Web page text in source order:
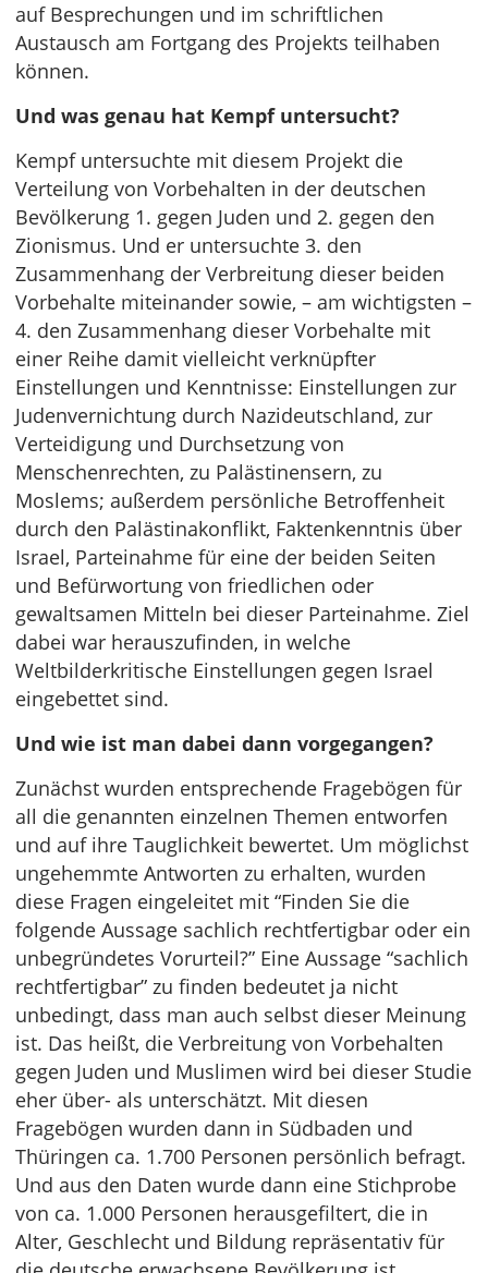
auf Besprechungen und im schriftlichen
Austausch am Fortgang des Projekts teilhaben
können.
Und was genau hat Kempf untersucht?
Kempf untersuchte mit diesem Projekt die
Verteilung von Vorbehalten in der deutschen
Bevölkerung 1. gegen Juden und 2. gegen den
Zionismus. Und er untersuchte 3. den
Zusammenhang der Verbreitung dieser beiden
Vorbehalte miteinander sowie, – am wichtigsten –
4. den Zusammenhang dieser Vorbehalte mit
einer Reihe damit vielleicht verknüpfter
Einstellungen und Kenntnisse: Einstellungen zur
Judenvernichtung durch Nazideutschland, zur
Verteidigung und Durchsetzung von
Menschenrechten, zu Palästinensern, zu
Moslems; außerdem persönliche Betroffenheit
durch den Palästinakonflikt, Faktenkenntnis über
Israel, Parteinahme für eine der beiden Seiten
und Befürwortung von friedlichen oder
gewaltsamen Mitteln bei dieser Parteinahme. Ziel
dabei war herauszufinden, in welche
Weltbilderkritische Einstellungen gegen Israel
eingebettet sind.
Und wie ist man dabei dann vorgegangen?
Zunächst wurden entsprechende Fragebögen für
all die genannten einzelnen Themen entworfen
und auf ihre Tauglichkeit bewertet. Um möglichst
ungehemmte Antworten zu erhalten, wurden
diese Fragen eingeleitet mit “Finden Sie die
folgende Aussage sachlich rechtfertigbar oder ein
unbegründetes Vorurteil?” Eine Aussage “sachlich
rechtfertigbar” zu finden bedeutet ja nicht
unbedingt, dass man auch selbst dieser Meinung
ist. Das heißt, die Verbreitung von Vorbehalten
gegen Juden und Muslimen wird bei dieser Studie
eher über- als unterschätzt. Mit diesen
Fragebögen wurden dann in Südbaden und
Thüringen ca. 1.700 Personen persönlich befragt.
Und aus den Daten wurde dann eine Stichprobe
von ca. 1.000 Personen herausgefiltert, die in
Alter, Geschlecht und Bildung repräsentativ für